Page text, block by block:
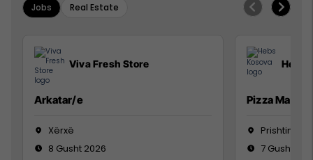
Jobs Real Estate
Viva Fresh Store
Arkatar/e
Xërxë
8 Gusht 2026
Hebs
Pizza Man
Prishtinë
7 Gusht